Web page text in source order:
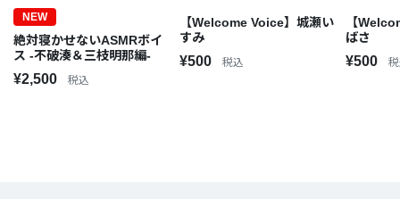
NEW
絶対寝かせないASMRボイ
ス -不破湊＆三枝明那編-
¥2,500 税込
【Welcome Voice】城瀬い
すみ
¥500 税込
【
ばさ
¥500